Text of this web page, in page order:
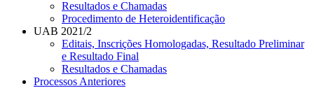
Resultados e Chamadas
Procedimento de Heteroidentificação
UAB 2021/2
Editais, Inscrições Homologadas, Resultado Preliminar
e Resultado Final
Resultados e Chamadas
Processos Anteriores